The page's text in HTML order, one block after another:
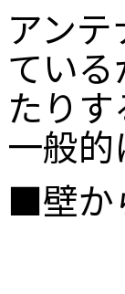
アン
てい
たり
一般
■壁か